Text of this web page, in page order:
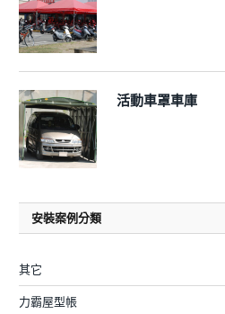
活動車罩車庫
安裝案例分類
其它
力霸屋型帳